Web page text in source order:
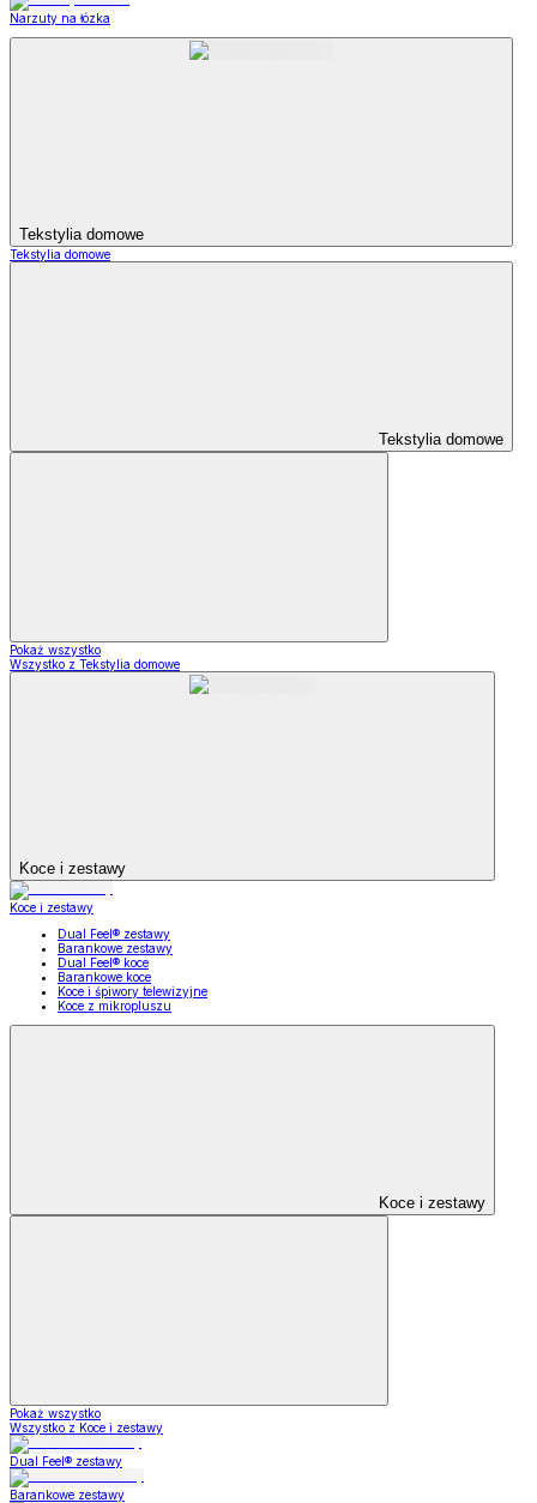
Narzuty na łózka
Tekstylia domowe
Tekstylia domowe
Tekstylia domowe
Pokaż wszystko
Wszystko z Tekstylia domowe
Koce i zestawy
Koce i zestawy
Dual Feel® zestawy
Barankowe zestawy
Dual Feel® koce
Barankowe koce
Koce i śpiwory telewizyjne
Koce z mikropluszu
Koce i zestawy
Pokaż wszystko
Wszystko z Koce i zestawy
Dual Feel® zestawy
Barankowe zestawy